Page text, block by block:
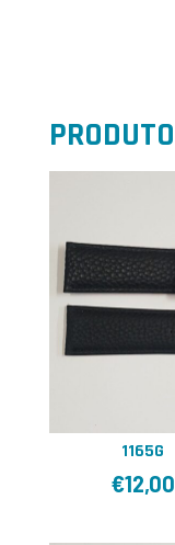
1165G
€12,00